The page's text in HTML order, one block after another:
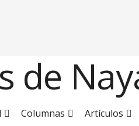
Columnas Artículos